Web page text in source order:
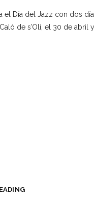
el Día del Jazz con dos
de s’Oli, el 30 de abril